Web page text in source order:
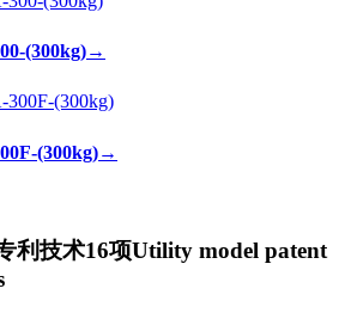
(300kg)→
(300kg)→
利技术16项Utility model patent